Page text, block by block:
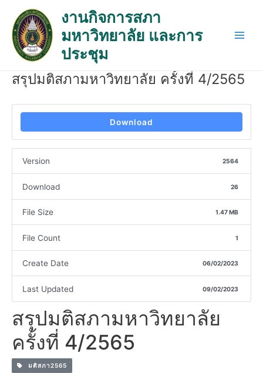
content
งานกิจการสภา
มหาวิทยาลัย และการ
ประชุม
สรุปมติสภามหาวิทยาลัย ครั้งที่ 4/2565
Download
Version 2564
Download 26
File Size 1.47 MB
File Count 1
Create Date 06/02/2023
Last Updated 09/02/2023
สรุปมติสภามหาวิทยาลัย
ครั้งที่ 4/2565
มติสภา2565
navigation